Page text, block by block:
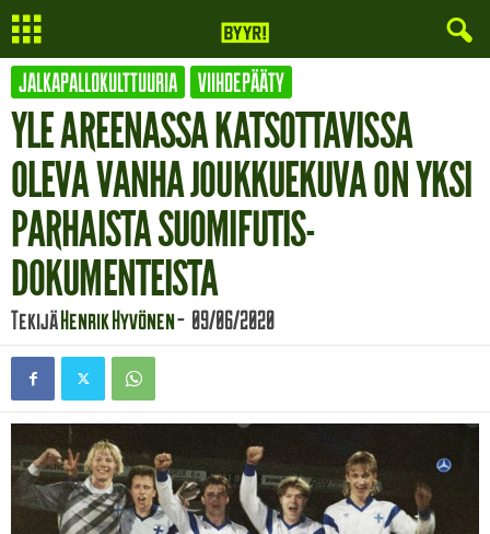
JALKAPALLOKULTTUURIA VIIHDEPÄÄTY
YLE AREENASSA KATSOTTAVISSA
OLEVA VANHA JOUKKUEKUVA ON YKSI
PARHAISTA SUOMIFUTIS-
DOKUMENTEISTA
TekijäHenrik Hyvönen- 09/06/2020